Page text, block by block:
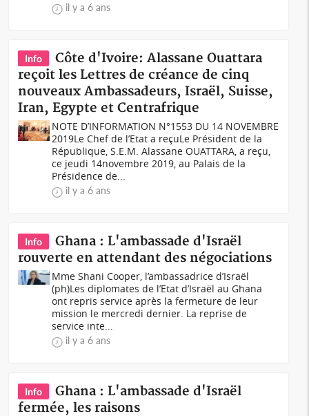
il y a 6 ans
Info
Côte d'Ivoire: Alassane Ouattara
reçoit les Lettres de créance de cinq
nouveaux Ambassadeurs, Israël, Suisse,
Iran, Egypte et Centrafrique
NOTE D’INFORMATION N°1553 DU 14 NOVEMBRE
2019Le Chef de l’Etat a reçuLe Président de la
République, S.E.M. Alassane OUATTARA, a reçu,
ce jeudi 14novembre 2019, au Palais de la
Présidence de...
il y a 6 ans
Info
Ghana : L'ambassade d'Israël
rouverte en attendant des négociations
Mme Shani Cooper, l’ambassadrice d’Israël
(ph)Les diplomates de l’Etat d’Israël au Ghana
ont repris service après la fermeture de leur
mission le mercredi dernier. La reprise de
service inte...
il y a 6 ans
Info
Ghana : L'ambassade d'Israël
fermée, les raisons